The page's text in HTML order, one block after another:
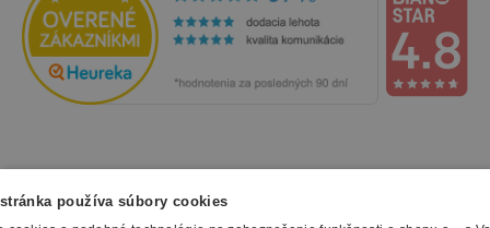
NAKUPOVANIE
používa súbory cookies